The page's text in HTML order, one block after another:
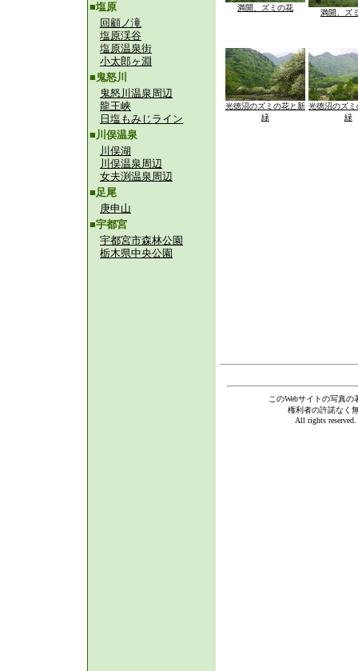
■塩原
回顧ノ滝
塩原渓谷
塩原温泉街
小太郎ヶ淵
■鬼怒川
鬼怒川温泉周辺
龍王峡
日塩もみじライン
■川俣温泉
川俣湖
川俣温泉周辺
女夫渕温泉周辺
■足尾
庚申山
■宇都宮
宇都宮市森林公園
栃木県中央公園
満開、ズミの花
満開、ズ
光徳沼のズミの花と新
緑
光徳沼のズ
緑
このWebサイトの写真の
権利者の許諾なく
All rights